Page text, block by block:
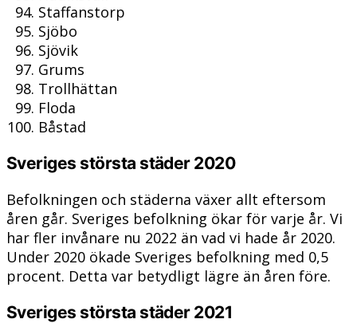
Staffanstorp
Sjöbo
Sjövik
Grums
Trollhättan
Floda
Båstad
Sveriges största städer 2020
Befolkningen och städerna växer allt eftersom
åren går. Sveriges befolkning ökar för varje år. Vi
har fler invånare nu 2022 än vad vi hade år 2020.
Under 2020 ökade Sveriges befolkning med 0,5
procent. Detta var betydligt lägre än åren före.
Sveriges största städer 2021